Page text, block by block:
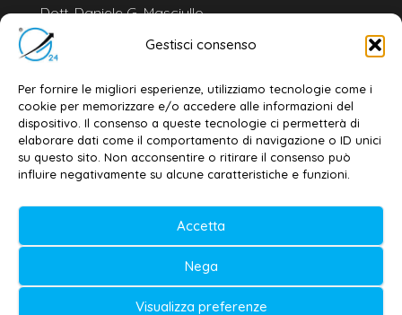
Gestisci consenso
Per fornire le migliori esperienze, utilizziamo tecnologie come i
cookie per memorizzare e/o accedere alle informazioni del
dispositivo. Il consenso a queste tecnologie ci permetterà di
elaborare dati come il comportamento di navigazione o ID unici
su questo sito. Non acconsentire o ritirare il consenso può
influire negativamente su alcune caratteristiche e funzioni.
Accetta
Nega
Visualizza preferenze
Dott. Daniele G. Masciullo
Email:
redazione@galatina24.it
Privacy policy–Cookie policy
© 2020-2026 | Galatina24 ®
Testata iscritta al n. 11/2020 Registro della
Stampa Tribunale di Lecce
Editore e direttore responsabile:
Daniele G. Masciullo